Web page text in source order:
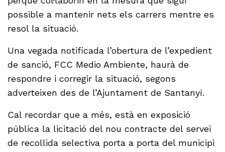
possible a mantenir nets els carrers mentre es
resol la situació.
Una vegada notificada l’obertura de l’expedient
de sanció, FCC Medio Ambiente, haurà de
respondre i corregir la situació, segons
adverteixen des de l’Ajuntament de Santanyí.
Cal recordar que a més, està en exposició
pública la licitació del nou contracte del servei
de recollida selectiva porta a porta del municipi